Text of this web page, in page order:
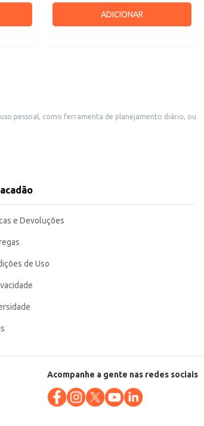
ADICIONAR
e Devoluções
de Uso
Acompanhe a gente nas redes sociais